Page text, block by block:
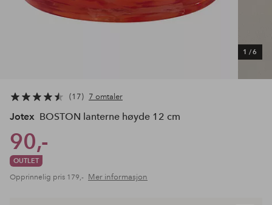
1 /6
17 7 omtaler
Jotex BOSTON lanterne høyde 12 cm
90,-
OUTLET
Opprinnelig pris 179,- Mer informasjon